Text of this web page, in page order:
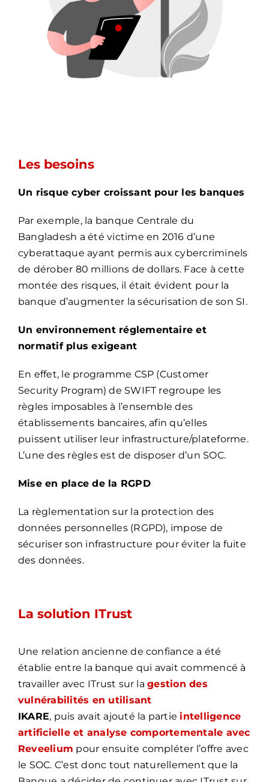
Les besoins
Un risque cyber croissant pour les banques
Par exemple, la banque Centrale du
Bangladesh a été victime en 2016 d’une
cyberattaque ayant permis aux cybercriminels
de dérober 80 millions de dollars. Face à cette
montée des risques, il était évident pour la
banque d’augmenter la sécurisation de son SI.
Un environnement réglementaire et
normatif plus exigeant
En effet, le programme CSP (Customer
Security Program) de SWIFT regroupe les
règles imposables à l’ensemble des
établissements bancaires, afin qu’elles
puissent utiliser leur infrastructure/plateforme.
L’une des règles est de disposer d’un SOC.
Mise en place de la RGPD
La règlementation sur la protection des
données personnelles (RGPD), impose de
sécuriser son infrastructure pour éviter la fuite
des données.
La solution ITrust
Une relation ancienne de confiance a été
établie entre la banque qui avait commencé à
travailler avec ITrust sur lagestion des
vulnérabilités en utilisant
IKARE, puis avait ajouté la partie intelligence
artificielle et analyse comportementale avec
Reveelium pour ensuite compléter l’offre avec
le SOC. C’est donc tout naturellement que la